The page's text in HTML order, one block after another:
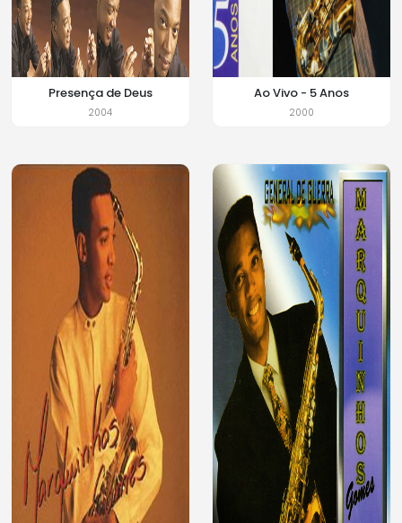
Presença de Deus
2004
Ao Vivo - 5 Anos
2000